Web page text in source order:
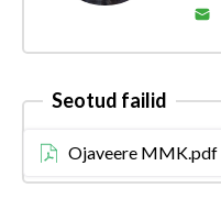
Seotud failid
Ojaveere MMK.pdf